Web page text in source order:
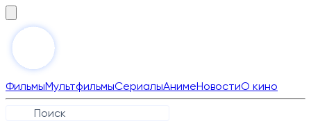
ФильмыМультфильмыСериалыАнимеНовостиО кино